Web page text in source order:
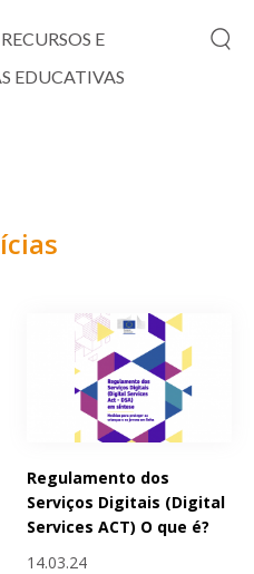
E
EDUCATIVAS
Regulamento dos
Serviços Digitais (Digital
Services ACT) O que é?
14.03.24